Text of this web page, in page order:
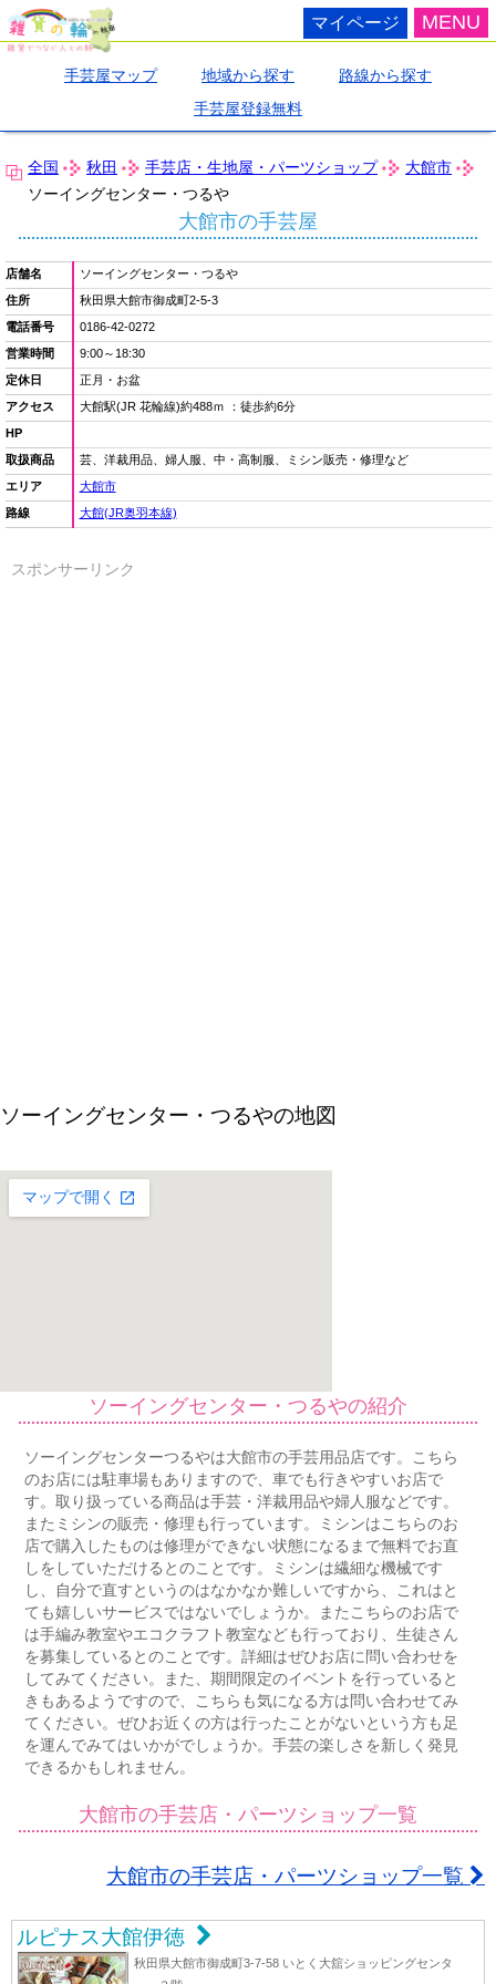
MENU
マイページ
手芸屋マップ 地域から探す
路線から探す
手芸屋登録無料
全国 秋田 手芸店・生地屋・パーツショップ
大館市
ソーイングセンター・つるや
大館市の手芸屋
店舗名
ソーイングセンター・つるや
住所
秋田県大館市御成町2-5-3
電話番号
0186-42-0272
営業時間
9:00～18:30
定休日
正月・お盆
アクセス
大館駅(JR 花輪線)約488ｍ ：徒歩約6分
HP
取扱商品
芸、洋裁用品、婦人服、中・高制服、ミシン販売・修理など
エリア
大館市
路線
大館(JR奥羽本線)
スポンサーリンク
ソーイングセンター・つるやの地図
ソーイングセンター・つるやの紹介
ソーイングセンターつるやは大館市の手芸用品店です。こちら
のお店には駐車場もありますので、車でも行きやすいお店で
す。取り扱っている商品は手芸・洋裁用品や婦人服などです。
またミシンの販売・修理も行っています。ミシンはこちらのお
店で購入したものは修理ができない状態になるまで無料でお直
しをしていただけるとのことです。ミシンは繊細な機械です
し、自分で直すというのはなかなか難しいですから、これはと
ても嬉しいサービスではないでしょうか。またこちらのお店で
は手編み教室やエコクラフト教室なども行っており、生徒さん
を募集しているとのことです。詳細はぜひお店に問い合わせを
してみてください。また、期間限定のイベントを行っていると
きもあるようですので、こちらも気になる方は問い合わせてみ
てください。ぜひお近くの方は行ったことがないという方も足
を運んでみてはいかがでしょうか。手芸の楽しさを新しく発見
できるかもしれません。
大館市の手芸店・パーツショップ一覧
大館市の手芸店・パーツショップ一覧
ルピナス大館伊徳
秋田県大館市御成町3-7-58 いとく大舘ショッピングセンタ